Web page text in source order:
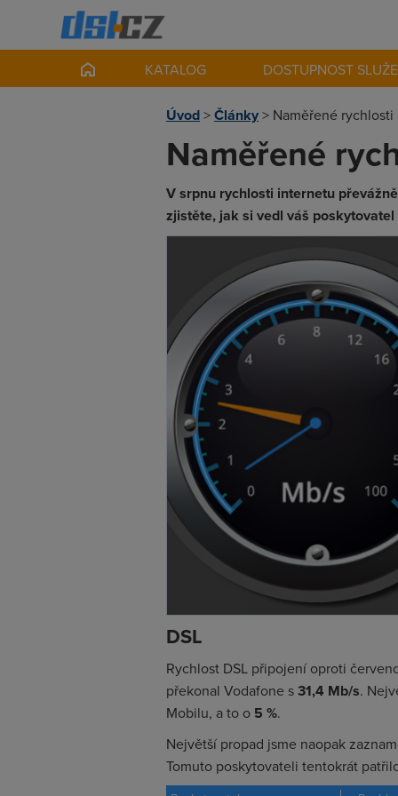
KATALOG DOSTUPNOST
Úvod>Články> Naměřené
Naměřené
V srpnu rychlosti internetu
zjistěte, jak si vedl váš
DSL
Rychlost DSL připojení oproti
překonal Vodafone s31,4 Mb/s.
Mobilu, a to o 5 %.
Největší propad jsme naopak
Tomuto poskytovateli tentokrát